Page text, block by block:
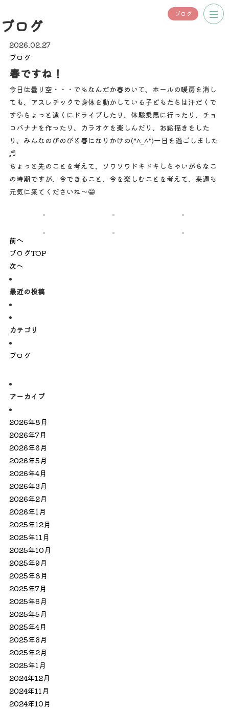
ブログ
ブログ
2026.02.27
ブログ
春ですね！
今日は曇り空・・・でもなんだか春めいて、ホールの暖房を消し
ても、アスレチックで身体を動かしている子どもたちは汗だくで
す💦ちょっと遠くにドライブしたり、体験乗馬に行ったり、チョ
コバナナを作ったり、カラオケを楽しんだり、お絵描きをした
り、みんなのびのびと春になりかけの(*^_^*)一日を過ごしました
♬
ちょっと先のことを考えて、ソワソワドキドキしちゃいがちなこ
の時期ですが、今できること、今を楽しむことを考えて、来週も
元気に来てくださいね～😁
前へ
ブログTOP
次へ
最近の投稿
カテゴリ
ブログ
アーカイブ
2026年8月
2026年7月
2026年6月
2026年5月
2026年4月
2026年3月
2026年2月
2026年1月
2025年12月
2025年11月
2025年10月
2025年9月
2025年8月
2025年7月
2025年6月
2025年5月
2025年4月
2025年3月
2025年2月
2025年1月
2024年12月
2024年11月
2024年10月